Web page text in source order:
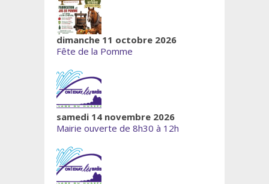
dimanche 11 octobre 2026
Fête de la Pomme
samedi 14 novembre 2026
Mairie ouverte de 8h30 à 12h